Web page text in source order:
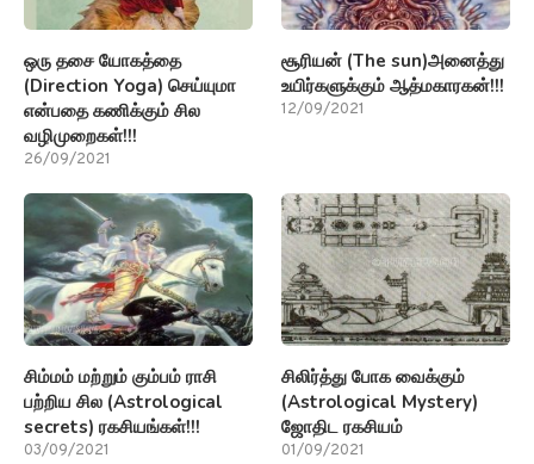
ஒரு தசை யோகத்தை
(Direction Yoga) செய்யுமா
என்பதை கணிக்கும் சில
வழிமுறைகள்!!!
26/09/2021
சூரியன் (The sun)அனைத்து
உயிர்களுக்கும் ஆத்மகாரகன்!!!
12/09/2021
சிம்மம் மற்றும் கும்பம் ராசி
பற்றிய சில (Astrological
secrets) ரகசியங்கள்!!!
03/09/2021
சிலிர்த்து போக வைக்கும்
(Astrological Mystery)
ஜோதிட ரகசியம்
01/09/2021